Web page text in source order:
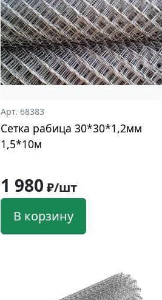
Арт. 68383
Сетка рабица 30*30*1,2мм
1,5*10м
1 980 ₽/шт
В корзину